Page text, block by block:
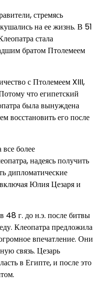
стремясь
на ее жизнь. В 51
стала
братом Птолемеем
с Птолемеем XIII,
что египетский
была вынуждена
восстановить его после
более
надеясь получить
дипломатические
Юлия Цезаря и
г. до н.э. после битвы
Клеопатра предложила
впечатление. Они
связь. Цезарь
в Египте, и после это